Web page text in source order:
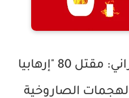
التلفزيون الإيراني: مقتل 80 "إرهابيا
الصاروخية